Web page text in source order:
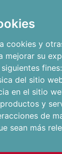
cookies y
mejorar su
fines:
del sitio
en el sitio
y
de
sean más